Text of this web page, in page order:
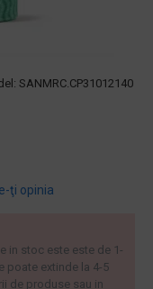
SANMRC.CP31012140
ţi opinia
in stoc este este de 1-
poate extinde la 4-5
de produse sau in